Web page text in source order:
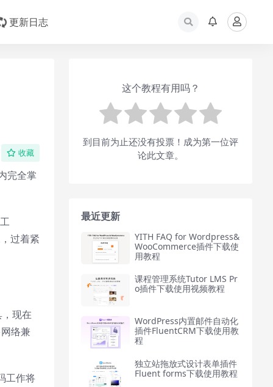
更新日志
收藏
完全掌
过着紧
现在
络兼
工作将
这个教程有用吗？
到目前为止还没有投票！成为第一位评
论此文章。
最近更新
YITH FAQ for Wordpress&
WooCommerce插件下载使
用教程
课程管理系统Tutor LMS Pr
o插件下载使用视频教程
WordPress内置邮件自动化
插件FluentCRM下载使用教
程
独立站拖放式设计表单插件
Fluent forms下载使用教程